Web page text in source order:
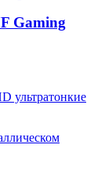
Gaming
ультратонкие